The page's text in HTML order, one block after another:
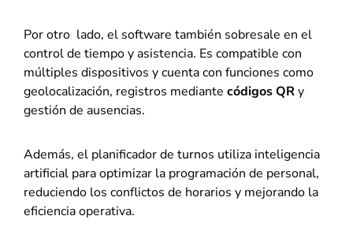
Por otro lado, el software también sobresale en el
control de tiempo y asistencia. Es compatible con
múltiples dispositivos y cuenta con funciones como
geolocalización, registros mediante códigos QRy
gestión de ausencias.
Además, el planificador de turnos utiliza inteligencia
artificial para optimizar la programación de personal,
reduciendo los conflictos de horarios y mejorando la
eficiencia operativa​.